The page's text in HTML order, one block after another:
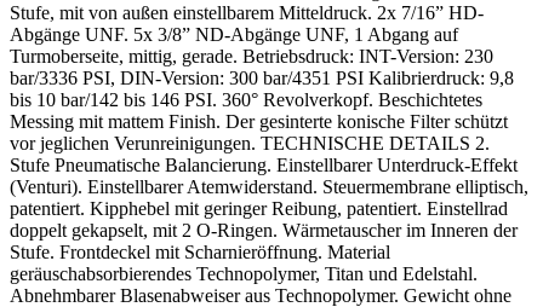
Stufe, mit von außen einstellbarem Mitteldruck. 2x 7/16” HD-
Abgänge UNF. 5x 3/8” ND-Abgänge UNF, 1 Abgang auf
Turmoberseite, mittig, gerade. Betriebsdruck: INT-Version: 230
bar/3336 PSI, DIN-Version: 300 bar/4351 PSI Kalibrierdruck: 9,8
bis 10 bar/142 bis 146 PSI. 360° Revolverkopf. Beschichtetes
Messing mit mattem Finish. Der gesinterte konische Filter schützt
vor jeglichen Verunreinigungen. TECHNISCHE DETAILS 2.
Stufe Pneumatische Balancierung. Einstellbarer Unterdruck-Effekt
(Venturi). Einstellbarer Atemwiderstand. Steuermembrane elliptisch,
patentiert. Kipphebel mit geringer Reibung, patentiert. Einstellrad
doppelt gekapselt, mit 2 O-Ringen. Wärmetauscher im Inneren der
Stufe. Frontdeckel mit Scharnieröffnung. Material
geräuschabsorbierendes Technopolymer, Titan und Edelstahl.
Abnehmbarer Blasenabweiser aus Technopolymer. Gewicht ohne